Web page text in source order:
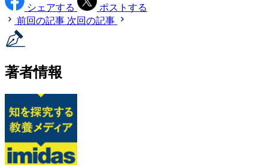
シェアする
ポストする
前回の記事 次回の記事
著者情報